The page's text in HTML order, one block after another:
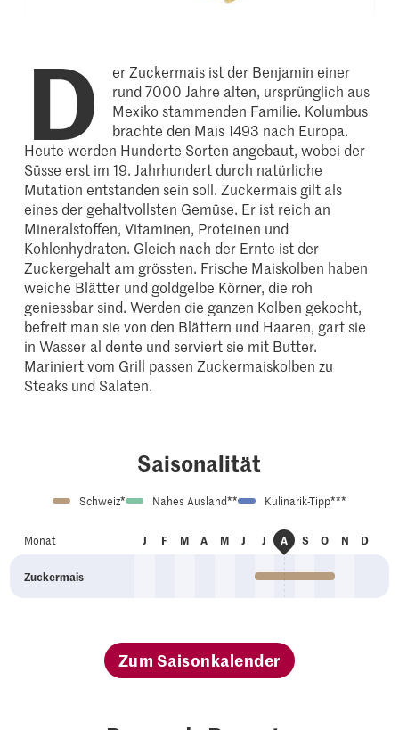
D
er Zuckermais ist der Benjamin einer
rund 7000 Jahre alten, ursprünglich aus
Mexiko stammenden Familie. Kolumbus
brachte den Mais 1493 nach Europa.
Heute werden Hunderte Sorten angebaut, wobei der
Süsse erst im 19. Jahrhundert durch natürliche
Mutation entstanden sein soll. Zuckermais gilt als
eines der gehaltvollsten Gemüse. Er ist reich an
Mineralstoffen, Vitaminen, Proteinen und
Kohlenhydraten. Gleich nach der Ernte ist der
Zuckergehalt am grössten. Frische Maiskolben haben
weiche Blätter und goldgelbe Körner, die roh
geniessbar sind. Werden die ganzen Kolben gekocht,
befreit man sie von den Blättern und Haaren, gart sie
in Wasser al dente und serviert sie mit Butter.
Mariniert vom Grill passen Zuckermaiskolben zu
Steaks und Salaten.
Saisonalität
Schweiz* Nahes Ausland** Kulinarik-Tipp***
Monat Jan Feb Mär Apr Mai J Jul Aug SepOkt Nov Dez
Zuckermais
Zum Saisonkalender